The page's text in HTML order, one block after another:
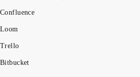
Confluence
Loom
Trello
Bitbucket